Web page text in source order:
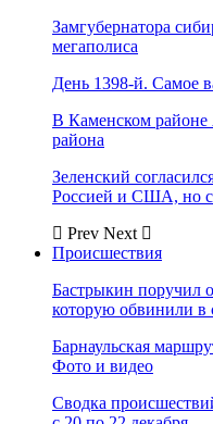
Замгубернатора
мегаполиса
День 1398-й. Самое
В Каменском районе
района
Зеленский
Россией и США, но с
Prev Next
Происшествия
Бастрыкин поручил
которую обвинили
Барнаульская
Фото и видео
Сводка